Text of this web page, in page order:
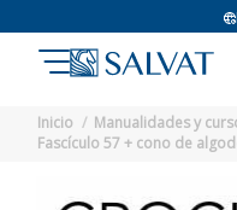
Inicio Manualidades y
Fascículo 57 + cono de